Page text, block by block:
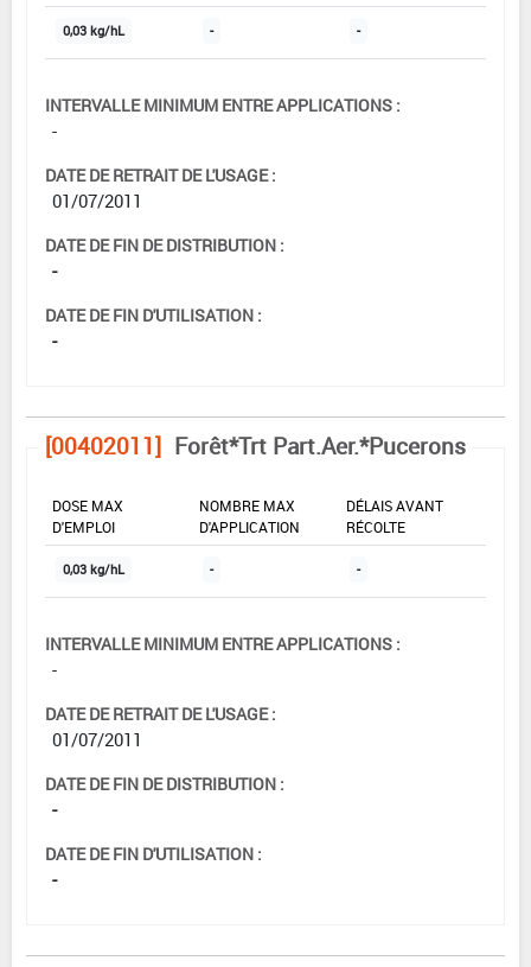
0,03 kg/hL - -
INTERVALLE MINIMUM ENTRE APPLICATIONS :
-
DATE DE RETRAIT DE L'USAGE :
01/07/2011
DATE DE FIN DE DISTRIBUTION :
-
DATE DE FIN D'UTILISATION :
-
[00402011] Forêt*Trt Part.Aer.*Pucerons
DOSE MAX
D'EMPLOI
NOMBRE MAX
D'APPLICATION
DÉLAIS AVANT
RÉCOLTE
0,03 kg/hL - -
INTERVALLE MINIMUM ENTRE APPLICATIONS :
-
DATE DE RETRAIT DE L'USAGE :
01/07/2011
DATE DE FIN DE DISTRIBUTION :
-
DATE DE FIN D'UTILISATION :
-